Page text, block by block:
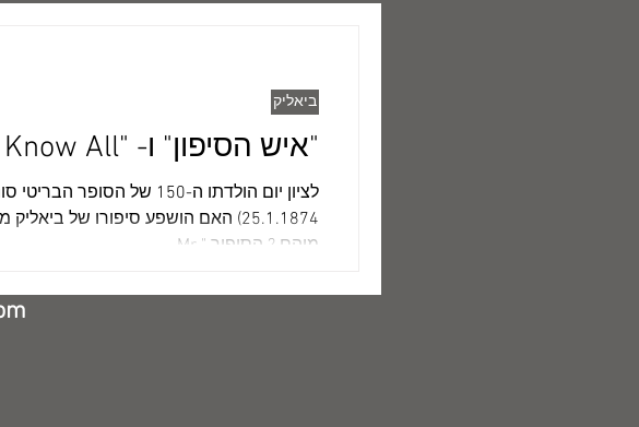
"איש הסיפון" ו- "Mr. Know All"
לציון יום הולדתו ה-150 של
מוהם ? הסיפור " Mr....
ביאליק